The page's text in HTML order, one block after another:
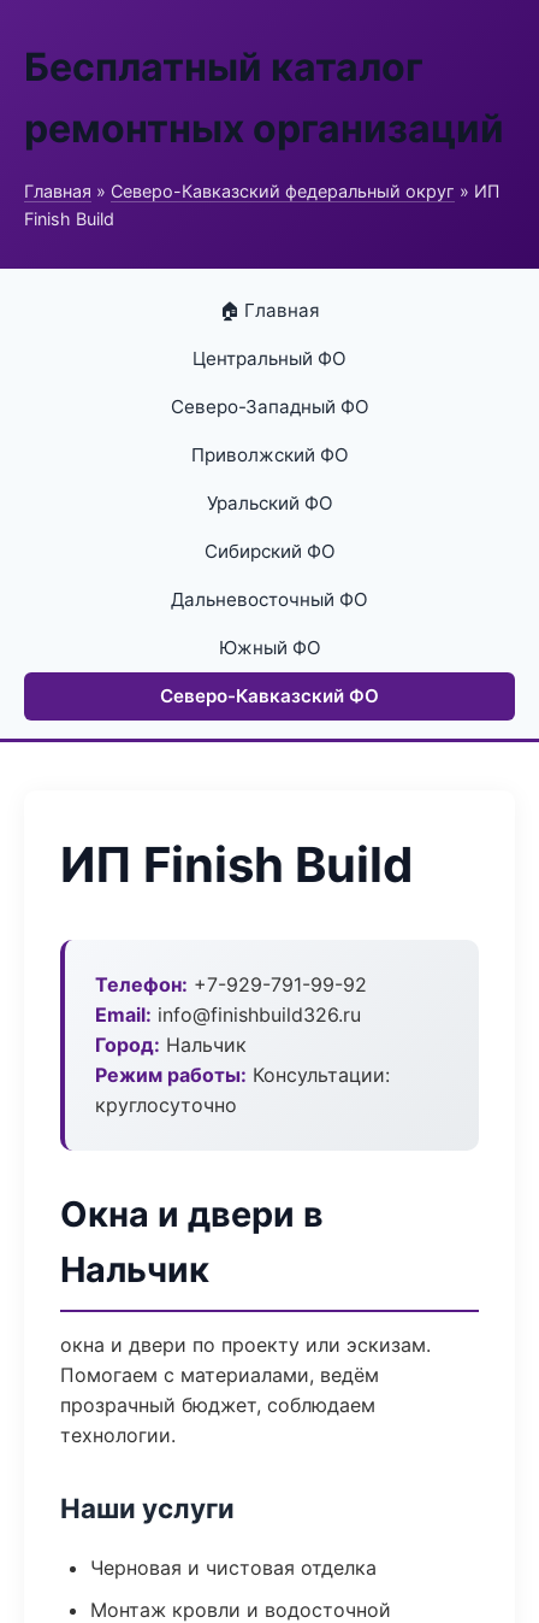
Бесплатный каталог
ремонтных организаций
Главная » Северо-Кавказский федеральный округ » ИП
Finish Build
🏠 Главная
Центральный ФО
Северо-Западный ФО
Приволжский ФО
Уральский ФО
Сибирский ФО
Дальневосточный ФО
Южный ФО
Северо-Кавказский ФО
ИП Finish Build
Телефон: +7-929-791-99-92
Email: info@finishbuild326.ru
Город: Нальчик
Режим работы: Консультации:
круглосуточно
Окна и двери в
Нальчик
окна и двери по проекту или эскизам.
Помогаем с материалами, ведём
прозрачный бюджет, соблюдаем
технологии.
Наши услуги
Черновая и чистовая отделка
Монтаж кровли и водосточной